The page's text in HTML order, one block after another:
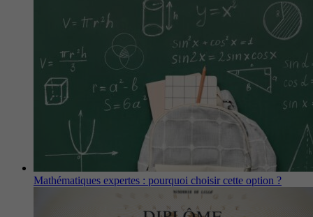
Mathématiques expertes : pourquoi choisir cette option ?